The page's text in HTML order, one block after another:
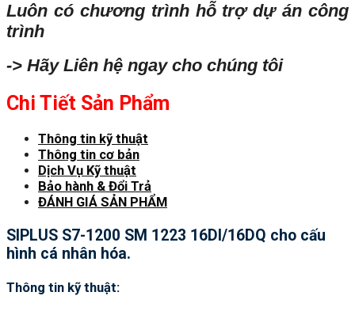
Luôn có chương trình hỗ trợ dự án công
trình
-> Hãy Liên hệ ngay cho chúng tôi
Chi Tiết Sản Phẩm
Thông tin kỹ thuật
Thông tin cơ bản
Dịch Vụ Kỹ thuật
Bảo hành & Đổi Trả
ĐÁNH GIÁ SẢN PHẨM
SIPLUS S7-1200 SM 1223 16DI/16DQ cho cấu
hình cá nhân hóa.
Thông tin kỹ thuật: